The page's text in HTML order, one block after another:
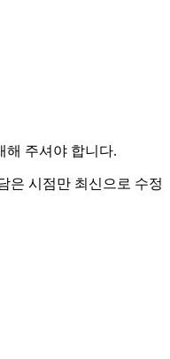
해 주셔야 합니다.
은 시점만 최신으로 수정